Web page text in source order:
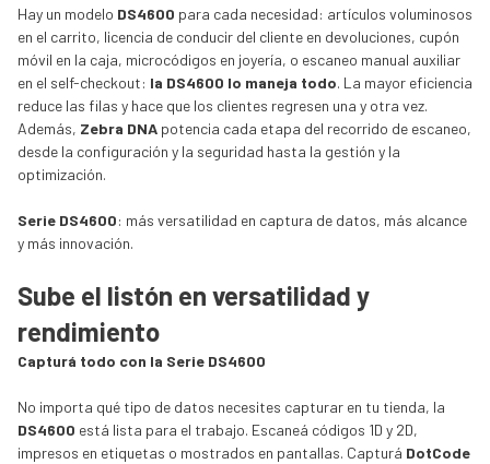
Hay un modelo DS4600 para cada necesidad: artículos voluminosos
en el carrito, licencia de conducir del cliente en devoluciones, cupón
móvil en la caja, microcódigos en joyería, o escaneo manual auxiliar
en el self-checkout: la DS4600 lo maneja todo. La mayor eficiencia
reduce las filas y hace que los clientes regresen una y otra vez.
Además, Zebra DNA potencia cada etapa del recorrido de escaneo,
desde la configuración y la seguridad hasta la gestión y la
optimización.
Serie DS4600: más versatilidad en captura de datos, más alcance
y más innovación.
Sube el listón en versatilidad y
rendimiento
Capturá todo con la Serie DS4600
No importa qué tipo de datos necesites capturar en tu tienda, la
DS4600 está lista para el trabajo. Escaneá códigos 1D y 2D,
impresos en etiquetas o mostrados en pantallas. Capturá DotCode